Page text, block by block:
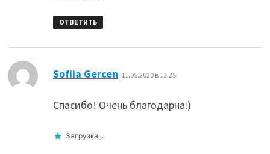
ОТВЕТИТЬ
Sofiia Gercen 11.05.2020 в 13:25
Спасибо! Очень благодарна:)
Загрузка...